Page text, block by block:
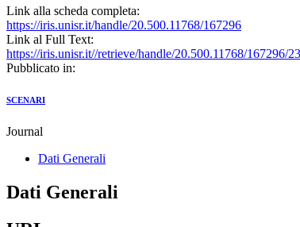
Link alla scheda completa:
https://iris.unisr.it/handle/20.500.11768/167296
Link al Full Text:
https://iris.unisr.it//retrieve/handle/20.500.11768/167296/
Pubblicato in:
SCENARI
Journal
Dati Generali
Dati Generali